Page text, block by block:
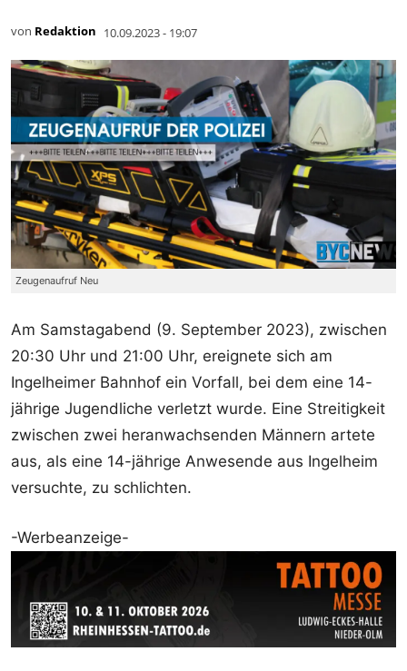
von Redaktion 10.09.2023 - 19:07
Zeugenaufruf Neu
Am Samstagabend (9. September 2023), zwischen
20:30 Uhr und 21:00 Uhr, ereignete sich am
Ingelheimer Bahnhof ein Vorfall, bei dem eine 14-
jährige Jugendliche verletzt wurde. Eine Streitigkeit
zwischen zwei heranwachsenden Männern artete
aus, als eine 14-jährige Anwesende aus Ingelheim
versuchte, zu schlichten.
-Werbeanzeige-